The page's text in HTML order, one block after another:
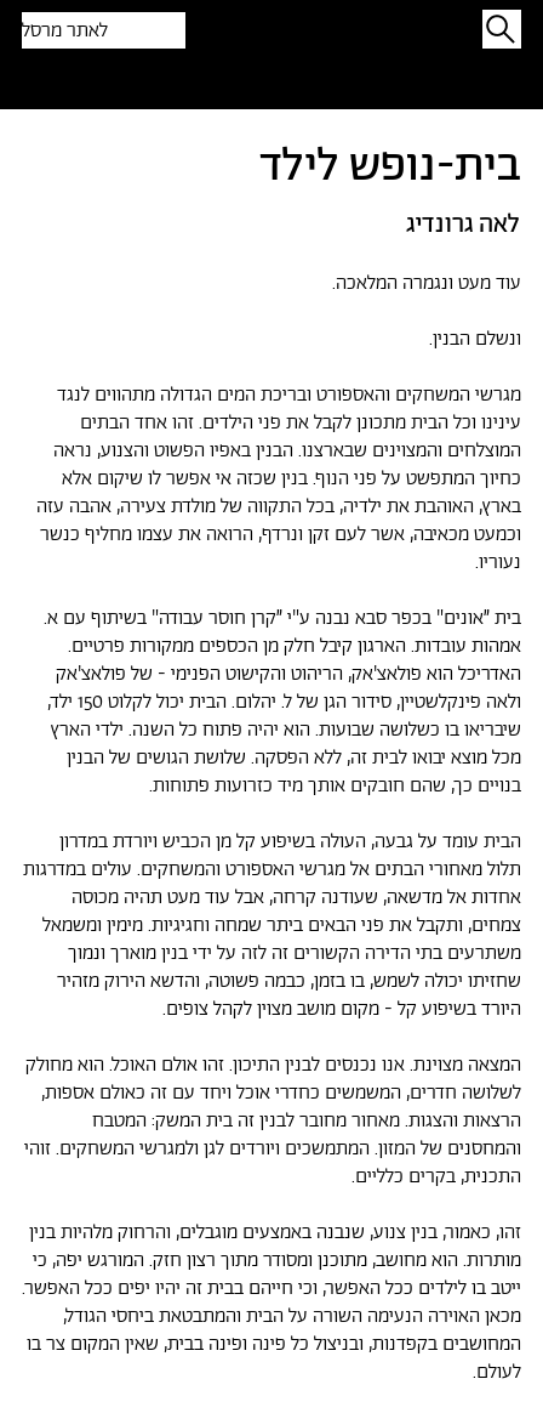
לאתר מרסל
עוד מעט ונגמרה המלאכה.
ונשלם הבנין.
מגרשי המשחקים והאספורט ובריכת המים הגדולה מתהווים לנגד
עינינו וכל הבית מתכונן לקבל את פני הילדים. זהו אחד הבתים
המוצלחים והמצוינים שבארצנו. הבנין באפיו הפשוט והצנוע, נראה
כחיוך המתפשט על פני הנוף. בנין שכזה אי אפשר לו שיקום אלא
בארץ, האוהבת את ילדיה, בכל התקווה של מולדת צעירה, אהבה עזה
וכמעט מכאיבה, אשר לעם זקן ונרדף, הרואה את עצמו מחליף כנשר
נעוריו.
בית ״אונים" בכפר סבא נבנה ע"י ״קרן חוסר עבודה" בשיתוף עם א.
אמהות עובדות. הארגון קיבל חלק מן הכספים ממקורות פרטיים.
האדריכל הוא פולאצ'אק, הריהוט והקישוט הפנימי - של פולאצ'אק
ולאה פינקלשטיין, סידור הגן של ל. יהלום. הבית יכול לקלוט 150 ילד,
שיבריאו בו כשלושה שבועות. הוא יהיה פתוח כל השנה. ילדי הארץ
מכל מוצא יבואו לבית זה, ללא הפסקה. שלושת הגושים של הבנין
בנויים כך, שהם חובקים אותך מיד כזרועות פתוחות.
הבית עומד על גבעה, העולה בשיפוע קל מן הכביש ויורדת במדרון
תלול מאחורי הבתים אל מגרשי האספורט והמשחקים. עולים במדרגות
אחדות אל מדשאה, שעודנה קרחה, אבל עוד מעט תהיה מכוסה
צמחים, ותקבל את פני הבאים ביתר שמחה וחגיגיות. מימין ומשמאל
משתרעים בתי הדירה הקשורים זה לזה על ידי בנין מוארך ונמוך
שחזיתו יכולה לשמש, בו בזמן, כבמה פשוטה, והדשא הירוק מזהיר
היורד בשיפוע קל - מקום מושב מצוין לקהל צופים.
המצאה מצוינת. אנו נכנסים לבנין התיכון. זהו אולם האוכל. הוא מחולק
לשלושה חדרים, המשמשים כחדרי אוכל ויחד עם זה כאולם אספות,
הרצאות והצגות. מאחור מחובר לבנין זה בית המשק: המטבח
והמחסנים של המזון. המתמשכים ויורדים לגן ולמגרשי המשחקים. זוהי
התכנית, בקרים כלליים.
זהו, כאמור, בנין צנוע, שנבנה באמצעים מוגבלים, והרחוק מלהיות בנין
מותרות. הוא מחושב, מתוכנן ומסודר מתוך רצון חזק. המורגש יפה, כי
ייטב בו לילדים ככל האפשר, וכי חייהם בבית זה יהיו יפים ככל האפשר.
מכאן האוירה הנעימה השורה על הבית והמתבטאת ביחסי הגודל,
המחושבים בקפדנות, ובניצול כל פינה ופינה בבית, שאין המקום צר בו
לעולם.
בית-נופש לילד
לאה גרונדיג